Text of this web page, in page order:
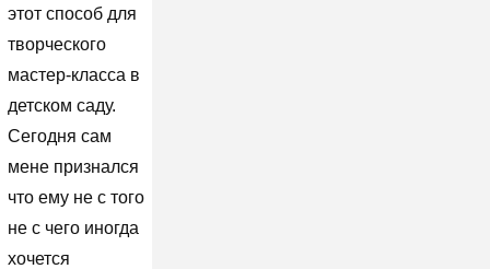
этот способ для
творческого
мастер-класса в
детском саду.
Сегодня сам
мене признался
что ему не с того
не с чего иногда
хочется